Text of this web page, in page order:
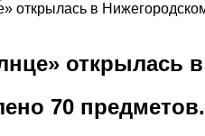
открылась в
открылась
70 предметов.